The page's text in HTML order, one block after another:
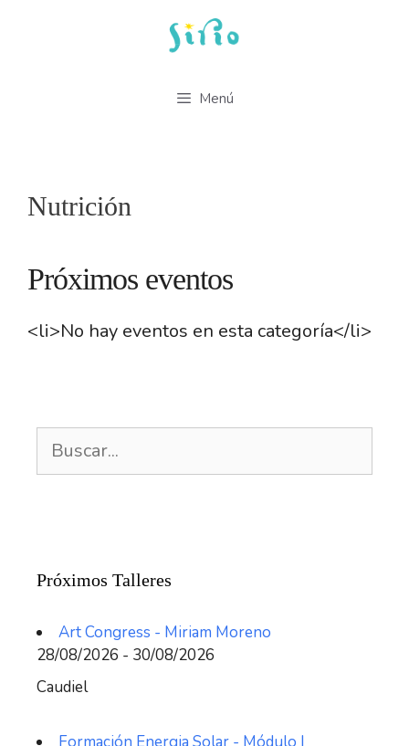
Menú
Nutrición
Próximos eventos
<li>No hay eventos en esta categoría</li>
Próximos Talleres
Art Congress - Miriam Moreno
28/08/2026 - 30/08/2026
Caudiel